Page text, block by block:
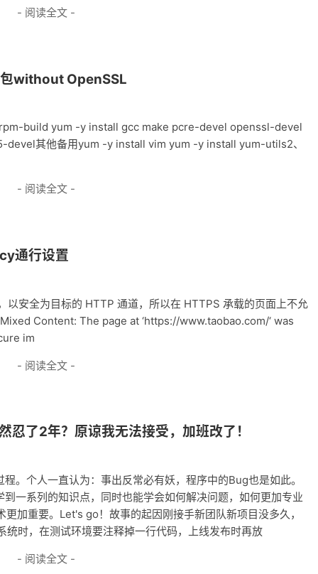
- 阅读全文 -
without OpenSSL
build yum -y install gcc make pcre-devel openssl-devel
其他备用yum -y install vim yum -y install yum-utils2、
- 阅读全文 -
通行设置
安全为目标的 HTTP 通道，所以在 HTTPS 承载的页面上不允
Content: The page at ‘https://www.taobao.com/‘ was
im
- 阅读全文 -
了2年？原谅我无法接受，加班改了！
。个人一直认为：事出反常必有妖，程序中的Bug也是如此。
一系列的知识点，同时也能学会如何解决问题，如何更加专业
加重要。Let's go！故事的起因刚接手新团队新项目没多久，
时，在测试环境要注释掉一行代码，上线发布时再放
- 阅读全文 -